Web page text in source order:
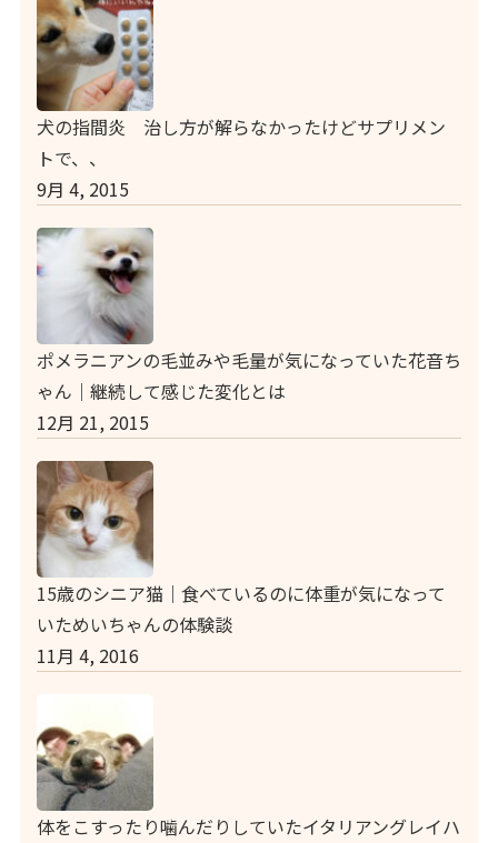
犬の指間炎 治し方が解らなかったけどサプリメン
トで、、
9月 4, 2015
ポメラニアンの毛並みや毛量が気になっていた花音ち
ゃん｜継続して感じた変化とは
12月 21, 2015
15歳のシニア猫｜食べているのに体重が気になって
いためいちゃんの体験談
11月 4, 2016
体をこすったり噛んだりしていたイタリアングレイハ